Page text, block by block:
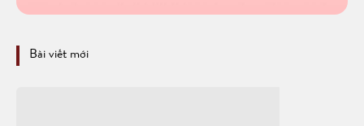
Bài viết mới